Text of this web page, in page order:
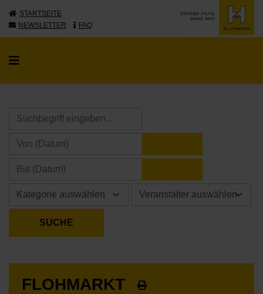
STARTSEITE
NEWSLETTER
FAQ
FLOHMARKT